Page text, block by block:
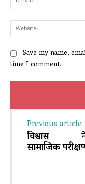
Save my name,
time I comment.
Previous article
विश्वास
सामाजिक